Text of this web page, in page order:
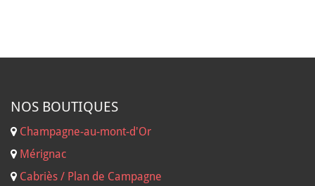
NOS BOUTIQUES
Champagne-au-mont-d'Or
Mérignac
Cabriès / Plan de Campagne